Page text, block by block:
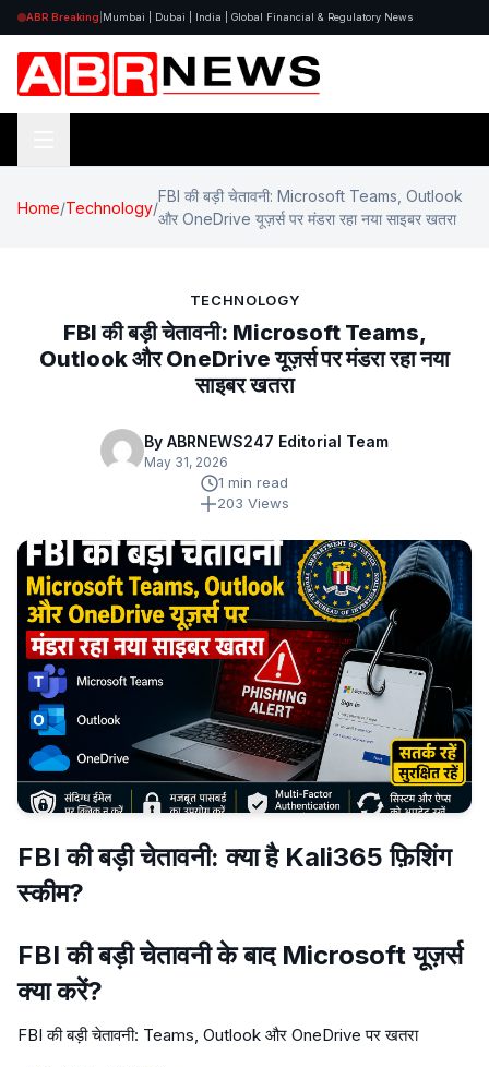
ABR Breaking Mumbai | Dubai | India | Global Financial & Regulatory News
Home/Technology/
FBI की बड़ी चेतावनी: Microsoft Teams, Outlook
और OneDrive यूज़र्स पर मंडरा रहा नया साइबर खतरा
TECHNOLOGY
FBI की बड़ी चेतावनी: Microsoft Teams,
Outlook और OneDrive यूज़र्स पर मंडरा रहा नया
साइबर खतरा
By ABRNEWS247 Editorial Team
May 31, 2026
1 min read
203 Views
FBI की बड़ी चेतावनी: क्या है Kali365 फ़िशिंग
स्कीम?
FBI की बड़ी चेतावनी के बाद Microsoft यूज़र्स
क्या करें?
FBI की बड़ी चेतावनी: Teams, Outlook और OneDrive पर खतरा